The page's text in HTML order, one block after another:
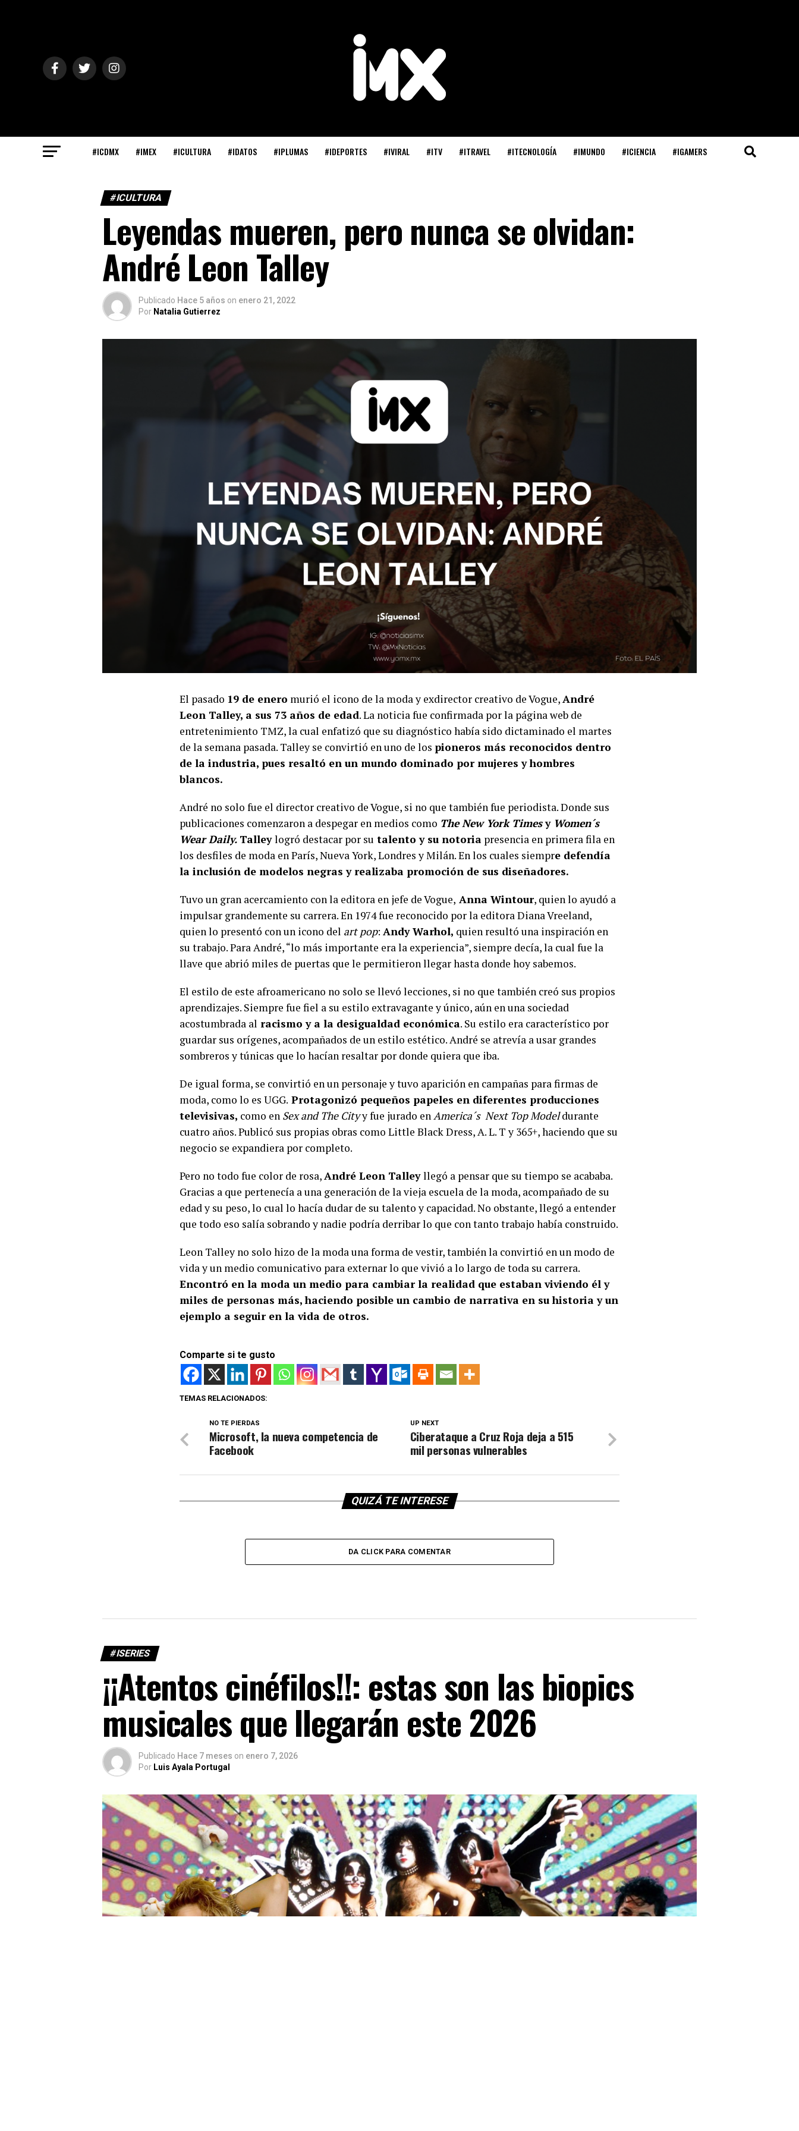
#ICDMX #IMEX #ICULTURA #IDATOS #IPLUMAS #IDEPORTES #IVIRAL #ITV #ITRAVEL #ITECNOLOGÍA #IMUNDO #ICIENCIA #IGAMERS
#ICULTURA
Leyendas mueren, pero nunca se olvidan:
André Leon Talley
Publicado Hace 5 años on enero 21, 2022
Por Natalia Gutierrez
El pasado 19 de enero murió el icono de la moda y exdirector creativo de Vogue,André
Leon Talley, a sus 73 años de edad. La noticia fue confirmada por la página web de
entretenimiento TMZ, la cual enfatizó que su diagnóstico había sido dictaminado el martes
de la semana pasada. Talley se convirtió en uno de los pioneros más reconocidos dentro
de la industria, pues resaltó en un mundo dominado por mujeres y hombres
blancos.
André no solo fue el director creativo de Vogue, si no que también fue periodista. Donde sus
publicaciones comenzaron a despegar en medios como The New York Timesy Women´s
Wear Daily. Talleylogró destacar por su talento y su notoria presencia en primera fila en
los desfiles de moda en París, Nueva York, Londres y Milán. En los cuales siempre defendía
la inclusión de modelos negras y realizaba promoción de sus diseñadores.
Tuvo un gran acercamiento con la editora en jefe de Vogue, Anna Wintour, quien lo ayudó a
impulsar grandemente su carrera. En 1974 fue reconocido por la editora Diana Vreeland,
quien lo presentó con un icono del art pop: Andy Warhol, quien resultó una inspiración en
su trabajo. Para André, “lo más importante era la experiencia”, siempre decía, la cual fue la
llave que abrió miles de puertas que le permitieron llegar hasta donde hoy sabemos.
El estilo de este afroamericano no solo se llevó lecciones, si no que también creó sus propios
aprendizajes. Siempre fue fiel a su estilo extravagante y único, aún en una sociedad
acostumbrada al racismo y a la desigualdad económica. Su estilo era característico por
guardar sus orígenes, acompañados de un estilo estético. André se atrevía a usar grandes
sombreros y túnicas que lo hacían resaltar por donde quiera que iba.
De igual forma, se convirtió en un personaje y tuvo aparición en campañas para firmas de
moda, como lo es UGG. Protagonizó pequeños papeles en diferentes producciones
televisivas, como en Sex and The Cityy fue jurado enAmerica´s Next Top Modeldurante
cuatro años. Publicó sus propias obras como Little Black Dress, A. L. T y 365+, haciendo que su
negocio se expandiera por completo.
Pero no todo fue color de rosa,André Leon Talleyllegó a pensar que su tiempo se acababa.
Gracias a que pertenecía a una generación de la vieja escuela de la moda, acompañado de su
edad y su peso, lo cual lo hacía dudar de su talento y capacidad. No obstante, llegó a entender
que todo eso salía sobrando y nadie podría derribar lo que con tanto trabajo había construido.
Leon Talley no solo hizo de la moda una forma de vestir, también la convirtió en un modo de
vida y un medio comunicativo para externar lo que vivió a lo largo de toda su carrera.
Encontró en la moda un medio para cambiar la realidad que estaban viviendo él y
miles de personas más, haciendo posible un cambio de narrativa en su historia y un
ejemplo a seguir en la vida de otros.
Comparte si te gusto
TEMAS RELACIONADOS:
UP NEXT
Ciberataque a Cruz Roja deja a 515
mil personas vulnerables
NO TE PIERDAS
Microsoft, la nueva competencia de
Facebook
QUIZÁ TE INTERESE
DA CLICK PARA COMENTAR
#ISERIES
¡¡Atentos cinéfilos!!: estas son las biopics
musicales que llegarán este 2026
Publicado Hace 7 meses on enero 7, 2026
Por Luis Ayala Portugal